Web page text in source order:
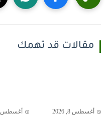
مقالات قد تهمك
أغسطس 8, 2026 أغسطس 7, 2026